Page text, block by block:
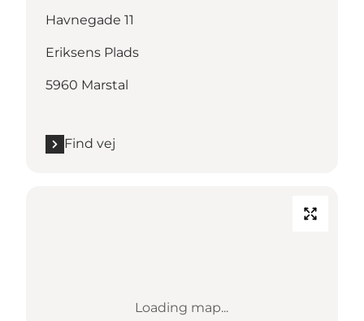
Havnegade 11
Eriksens Plads
5960 Marstal
Find vej
Loading map...